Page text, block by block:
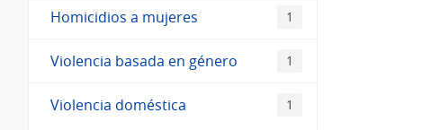
Homicidios a mujeres 1
Violencia basada en género 1
Violencia doméstica 1